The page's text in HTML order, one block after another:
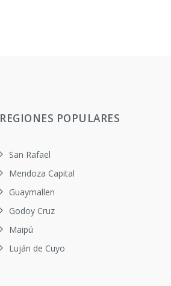
REGIONES POPULARES
San Rafael
Mendoza Capital
Guaymallen
Godoy Cruz
Maipú
Luján de Cuyo